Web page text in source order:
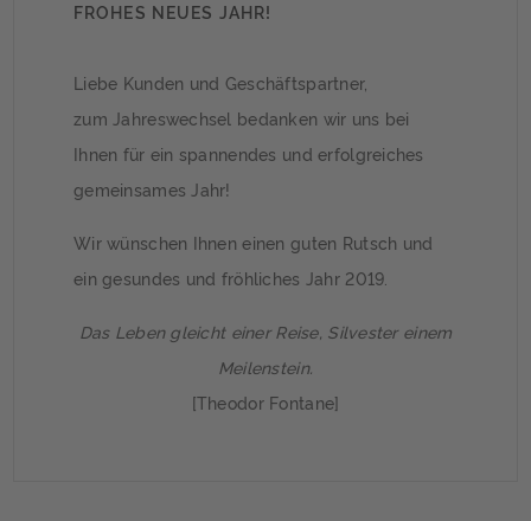
FROHES NEUES JAHR!
Liebe Kunden und Geschäftspartner,
zum Jahreswechsel bedanken wir uns bei
Ihnen für ein spannendes und erfolgreiches
gemeinsames Jahr!
Wir wünschen Ihnen einen guten Rutsch und
ein gesundes und fröhliches Jahr 2019.
Das Leben gleicht einer Reise, Silvester einem
Meilenstein.
[Theodor Fontane]